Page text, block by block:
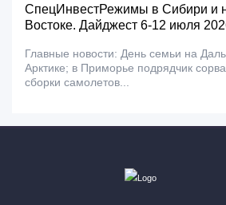
СпецИнвестРежимы в Сибири и
Востоке. Дайджест 6-12 июля
Главные новости: День семьи на
Арктике; в Приморье подрядчик
сборки самолетов...